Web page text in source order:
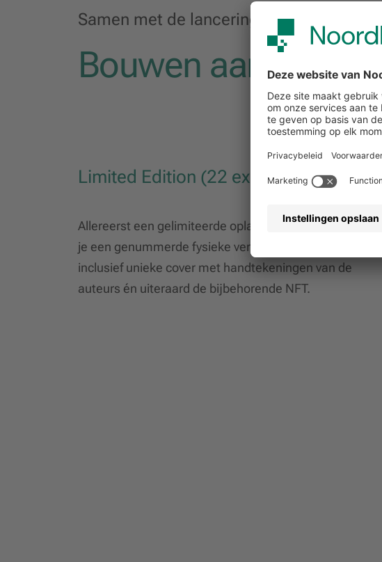
Samen met de lancering van dit
Bouwen aan
Limited Edition (22 exemplaren)
Allereerst een gelimiteerde oplage van 22 covers waarbij
je een genummerde fysieke versie van het boek krijgt,
inclusief unieke cover met handtekeningen van de
auteurs én uiteraard de bijbehorende NFT.